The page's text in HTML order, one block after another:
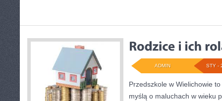
STY -
ADMIN
Przedszkole w Wielichowie
myślą o maluchach w wieku